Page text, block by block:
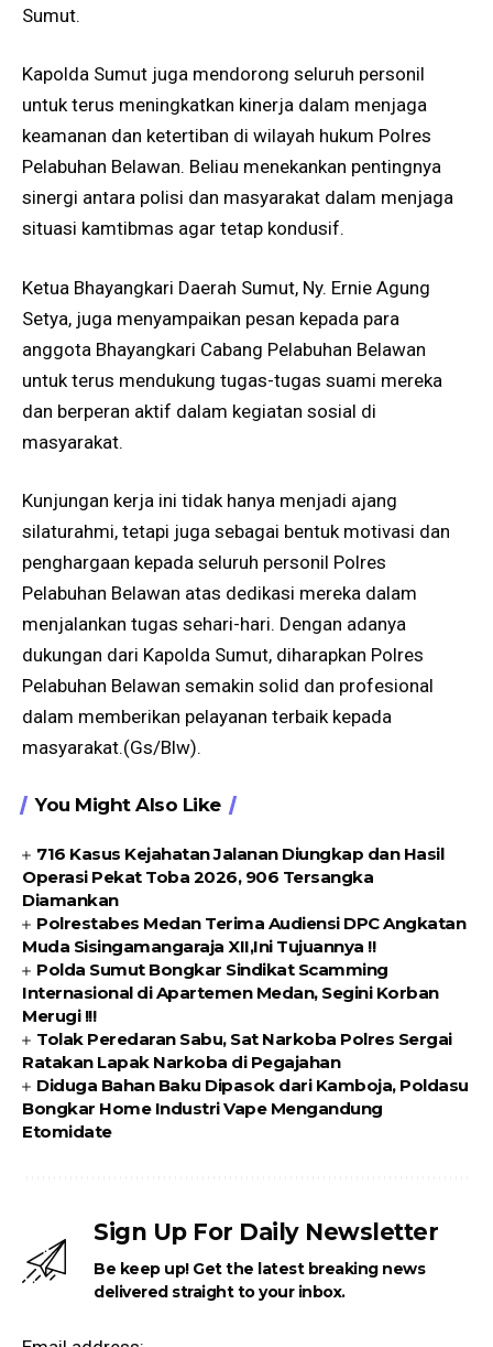
Sumut.
Kapolda Sumut juga mendorong seluruh personil
untuk terus meningkatkan kinerja dalam menjaga
keamanan dan ketertiban di wilayah hukum Polres
Pelabuhan Belawan. Beliau menekankan pentingnya
sinergi antara polisi dan masyarakat dalam menjaga
situasi kamtibmas agar tetap kondusif.
Ketua Bhayangkari Daerah Sumut, Ny. Ernie Agung
Setya, juga menyampaikan pesan kepada para
anggota Bhayangkari Cabang Pelabuhan Belawan
untuk terus mendukung tugas-tugas suami mereka
dan berperan aktif dalam kegiatan sosial di
masyarakat.
Kunjungan kerja ini tidak hanya menjadi ajang
silaturahmi, tetapi juga sebagai bentuk motivasi dan
penghargaan kepada seluruh personil Polres
Pelabuhan Belawan atas dedikasi mereka dalam
menjalankan tugas sehari-hari. Dengan adanya
dukungan dari Kapolda Sumut, diharapkan Polres
Pelabuhan Belawan semakin solid dan profesional
dalam memberikan pelayanan terbaik kepada
masyarakat.(Gs/Blw).
You Might Also Like
716 Kasus Kejahatan Jalanan Diungkap dan Hasil
Operasi Pekat Toba 2026, 906 Tersangka
Diamankan
Polrestabes Medan Terima Audiensi DPC Angkatan
Muda Sisingamangaraja XII,Ini Tujuannya !!
Polda Sumut Bongkar Sindikat Scamming
Internasional di Apartemen Medan, Segini Korban
Merugi !!!
Tolak Peredaran Sabu, Sat Narkoba Polres Sergai
Ratakan Lapak Narkoba di Pegajahan
Diduga Bahan Baku Dipasok dari Kamboja, Poldasu
Bongkar Home Industri Vape Mengandung
Etomidate
Sign Up For Daily Newsletter
Be keep up! Get the latest breaking news
delivered straight to your inbox.